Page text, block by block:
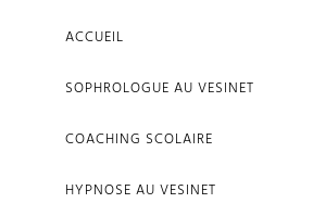
ACCUEIL
SOPHROLOGUE AU VESINET
COACHING SCOLAIRE
HYPNOSE AU VESINET